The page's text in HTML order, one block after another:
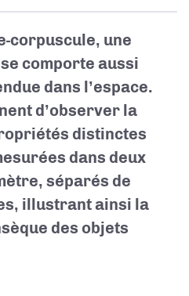
corpuscule, une
comporte aussi
dans l’espace.
d’observer la
distinctes
dans deux
séparés de
illustrant ainsi la
des objets